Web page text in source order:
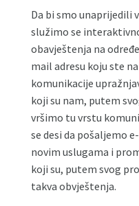
Da bi smo unaprijedili
služimo se
obavještenja na
mail adresu koju ste
komunikacije
koji su nam, putem
vršimo tu vrstu
se desi da pošaljemo
novim uslugama i
koji su, putem svog
takva obvještenja.